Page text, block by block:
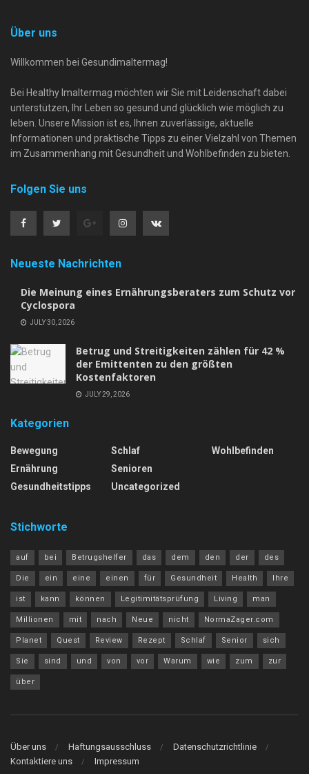
Über uns
Willkommen bei Gesundimaltermag!
Bei Healthy Imaltermag möchten wir Sie mit Leidenschaft dabei
unterstützen, Ihr Leben so gesund und glücklich wie möglich zu
leben. Unsere Mission ist es, Ihnen zuverlässige, aktuelle
Informationen und praktische Tipps zu einer Vielzahl von Themen
im Zusammenhang mit Gesundheit und Wohlbefinden zu bieten.
Folgen Sie uns
Neueste Nachrichten
Die Meinung eines Ernährungsberaters zum Schutz vor
Cyclospora
JULY 30, 2026
Betrug und Streitigkeiten zählen für 42 %
der Emittenten zu den größten
Kostenfaktoren
JULY 29, 2026
Kategorien
Bewegung
Ernährung
Gesundheitstipps
Schlaf
Senioren
Uncategorized
Wohlbefinden
Stichworte
auf bei Betrugshelfer das dem den der des
Die ein eine einen für Gesundheit Health Ihre
ist kann können Legitimitätsprüfung Living man
Millionen mit nach Neue nicht NormaZager.com
Planet Quest Review Rezept Schlaf Senior sich
Sie sind und von vor Warum wie zum zur
über
Über uns Haftungsausschluss
Datenschutzrichtlinie
Kontaktiere uns
Impressum